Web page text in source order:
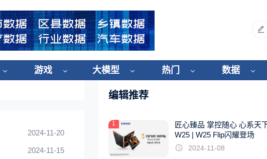
游戏 大模型 热门 数据
2024-11-20
2024-11-15
编辑推荐
1
匠心臻品 掌控随心 心系天
W25 | W25 Flip闪耀登场
2024-11-08